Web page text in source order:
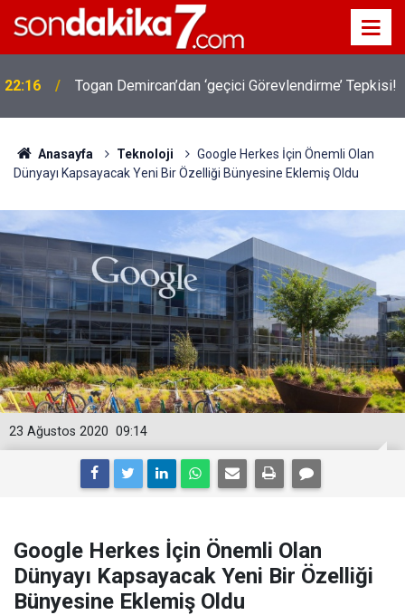
22:16 Togan Demircan’dan ‘geçici Görevlendirme’ Tepkisi!
Anasayfa Teknoloji
Google Herkes İçin Önemli Olan
Dünyayı Kapsayacak Yeni Bir Özelliği Bünyesine Eklemiş Oldu
09:14
23 Ağustos 2020
Google Herkes İçin Önemli Olan
Dünyayı Kapsayacak Yeni Bir Özelliği
Bünyesine Eklemiş Oldu